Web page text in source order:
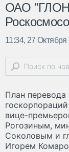
ОАО
11:34, 27 Октября
План
вице-
Рогозиным,
Соколовым и
Игорем